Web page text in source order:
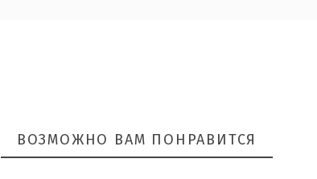
ВОЗМОЖНО ВАМ ПОНРАВИТСЯ